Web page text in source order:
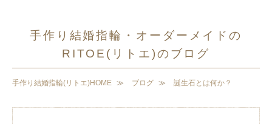
手作り結婚指輪・オーダーメイドの
RITOE(リトエ)のブログ
手作り結婚指輪(リトエ)HOME ブログ 誕生石とは何か？